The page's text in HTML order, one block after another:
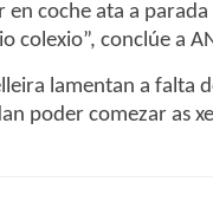
en coche ata a
colexio”, conclúe a
lamentan a falta
poder comezar as